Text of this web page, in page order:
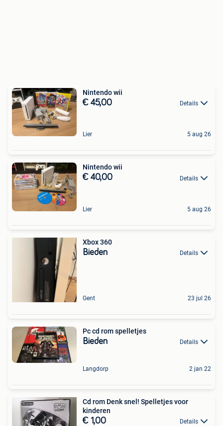
Nintendo wii
€ 45,00 Details
Lier 5 aug 26
Nintendo wii
€ 40,00 Details
Lier 5 aug 26
Xbox 360
Bieden Details
Gent 23 jul 26
Pc cd rom spelletjes
Bieden Details
Langdorp 2 jan 22
Cd rom Denk snel! Spelletjes voor
kinderen
€ 1,00 Details